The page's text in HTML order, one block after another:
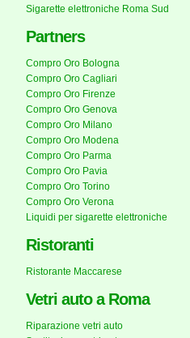
Sigarette elettroniche Roma Sud
Partners
Compro Oro Bologna
Compro Oro Cagliari
Compro Oro Firenze
Compro Oro Genova
Compro Oro Milano
Compro Oro Modena
Compro Oro Parma
Compro Oro Pavia
Compro Oro Torino
Compro Oro Verona
Liquidi per sigarette elettroniche
Ristoranti
Ristorante Maccarese
Vetri auto a Roma
Riparazione vetri auto